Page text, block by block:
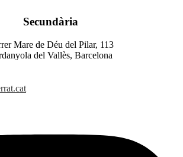
Secundària
Mare de Déu del Pilar, 113
del Vallès, Barcelona